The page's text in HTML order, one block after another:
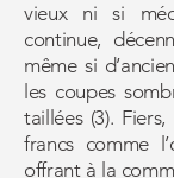
vieux ni si
continue,
même si
les coupes
taillées (3).
francs comme
offrant à la